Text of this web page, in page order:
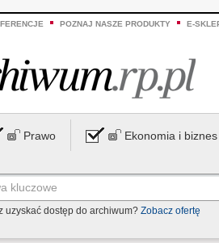
POZNAJ NASZE PRODUKTY E-
Prawo Ekonomia i biznes
uzyskać dostęp do archiwum? Zobacz ofertę